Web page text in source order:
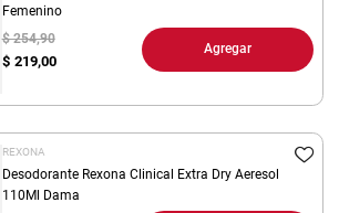
Femenino
$ 219,00
$ 254,90
Agregar
REXONA
Desodorante Rexona Clinical Extra Dry Aeresol
110Ml Dama